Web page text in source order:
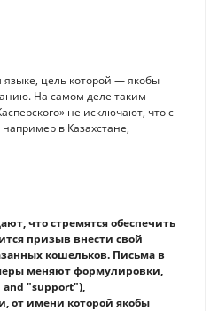
языке, цель которой — якобы
На самом деле таким
не исключают, что с
в Казахстане,
что стремятся обеспечить
призыв внести свой
кошельков. Письма в
меняют формулировки,
and "support"),
от имени которой якобы